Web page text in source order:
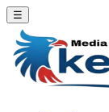
☰